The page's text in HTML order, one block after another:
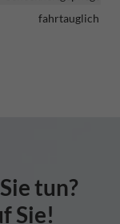
fahrtauglich
tun?
Sie!